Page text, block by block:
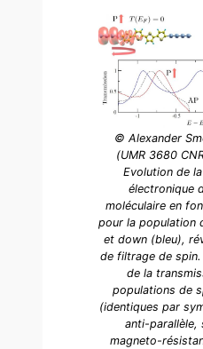
© Alexander
(UMR 3680
Evolution de
électronique
moléculaire en
pour la population
et down (bleu),
de filtrage de
de la
populations de
(identiques par
anti-parallèle,
magneto-